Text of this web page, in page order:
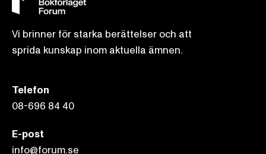
Vi brinner för starka berättelser och att
sprida kunskap inom aktuella ämnen.
Telefon
08-696 84 40
E-post
info@forum.se